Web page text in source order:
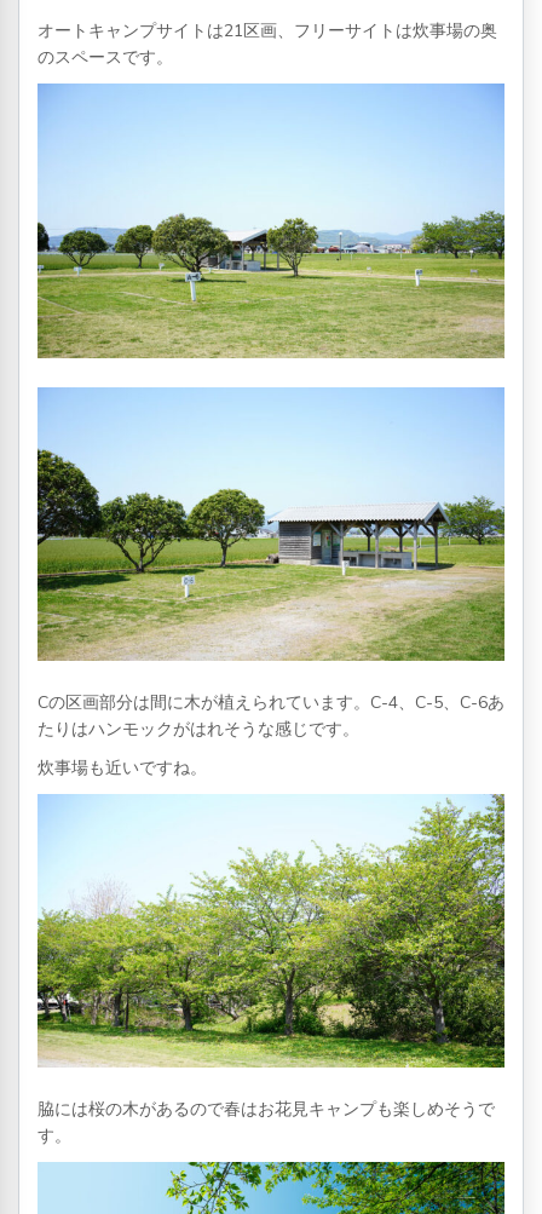
オートキャンプサイトは21区画、フリーサイトは炊事場の奥
のスペースです。
Cの区画部分は間に木が植えられています。C-4、C-5、C-6あ
たりはハンモックがはれそうな感じです。
炊事場も近いですね。
脇には桜の木があるので春はお花見キャンプも楽しめそうで
す。